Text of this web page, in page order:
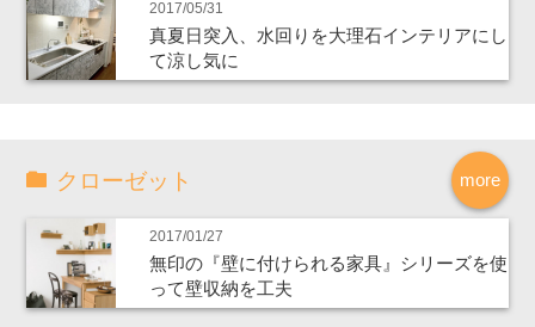
2017/05/31
真夏日突入、水回りを大理石インテリアにし
て涼し気に
more
クローゼット
2017/01/27
無印の『壁に付けられる家具』シリーズを使
って壁収納を工夫